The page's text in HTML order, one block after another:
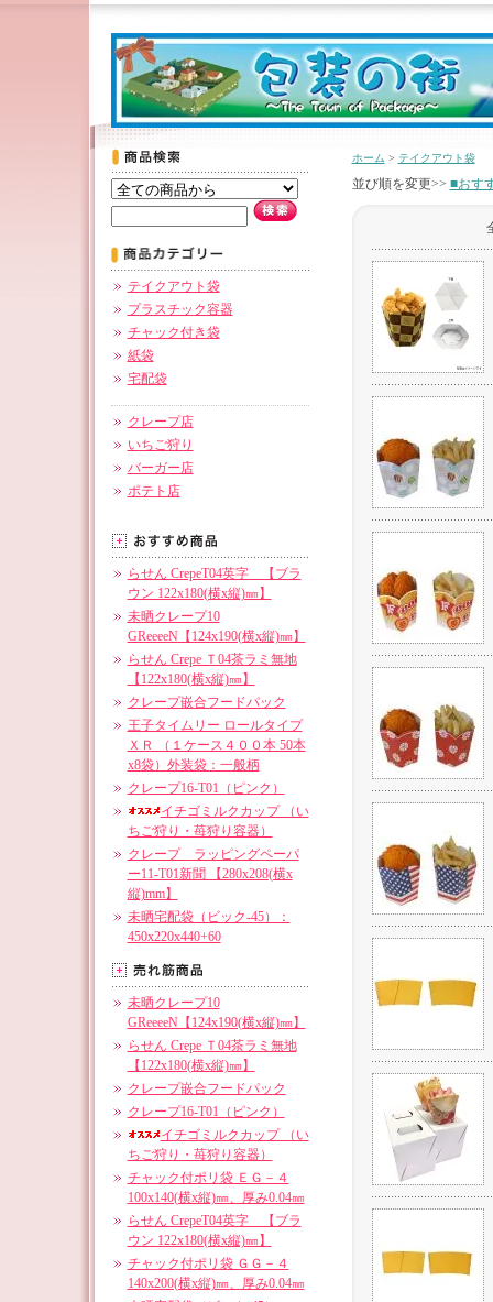
テイクアウト袋
プラスチック容器
チャック付き袋
紙袋
宅配袋
クレープ店
いちご狩り
バーガー店
ポテト店
らせん CrepeT04英字 【ブラ
ウン 122x180(横x縦)㎜】
未晒クレープ10
GReeeeN【124x190(横x縦)㎜】
らせん Crepe Ｔ04茶ラミ無地
【122x180(横x縦)㎜】
クレープ嵌合フードパック
王子タイムリー ロールタイプ
ＸＲ （１ケース４００本 50本
x8袋）外装袋：一般柄
クレープ16-T01（ピンク）
イチゴミルクカップ （い
ちご狩り・苺狩り容器）
クレープ ラッピングペーパ
ー11-T01新聞 【280x208(横x
縦)mm】
未晒宅配袋（ビック-45）：
450x220x440+60
未晒クレープ10
GReeeeN【124x190(横x縦)㎜】
らせん Crepe Ｔ04茶ラミ無地
【122x180(横x縦)㎜】
クレープ嵌合フードパック
クレープ16-T01（ピンク）
イチゴミルクカップ （い
ちご狩り・苺狩り容器）
チャック付ポリ袋 ＥＧ－４
100x140(横x縦)㎜、厚み0.04㎜
らせん CrepeT04英字 【ブラ
ウン 122x180(横x縦)㎜】
チャック付ポリ袋 ＧＧ－４
140x200(横x縦)㎜、厚み0.04㎜
ホーム > テイクアウト袋
並び順を変更>> ■おす